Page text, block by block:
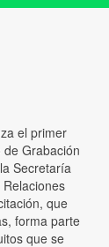
el primer
Grabación
Secretaría
que
forma parte
que se